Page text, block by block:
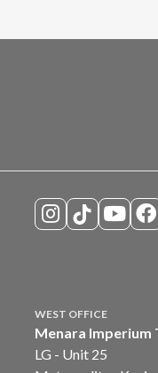
WEST OFFICE
Menara Imperium
LG - Unit 25